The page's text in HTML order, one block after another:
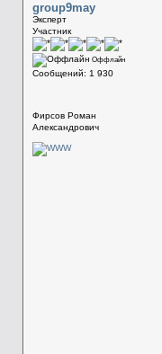
group9may
Эксперт
Участник
Оффлайн
Сообщений: 1 930
Фирсов Роман
Александрович